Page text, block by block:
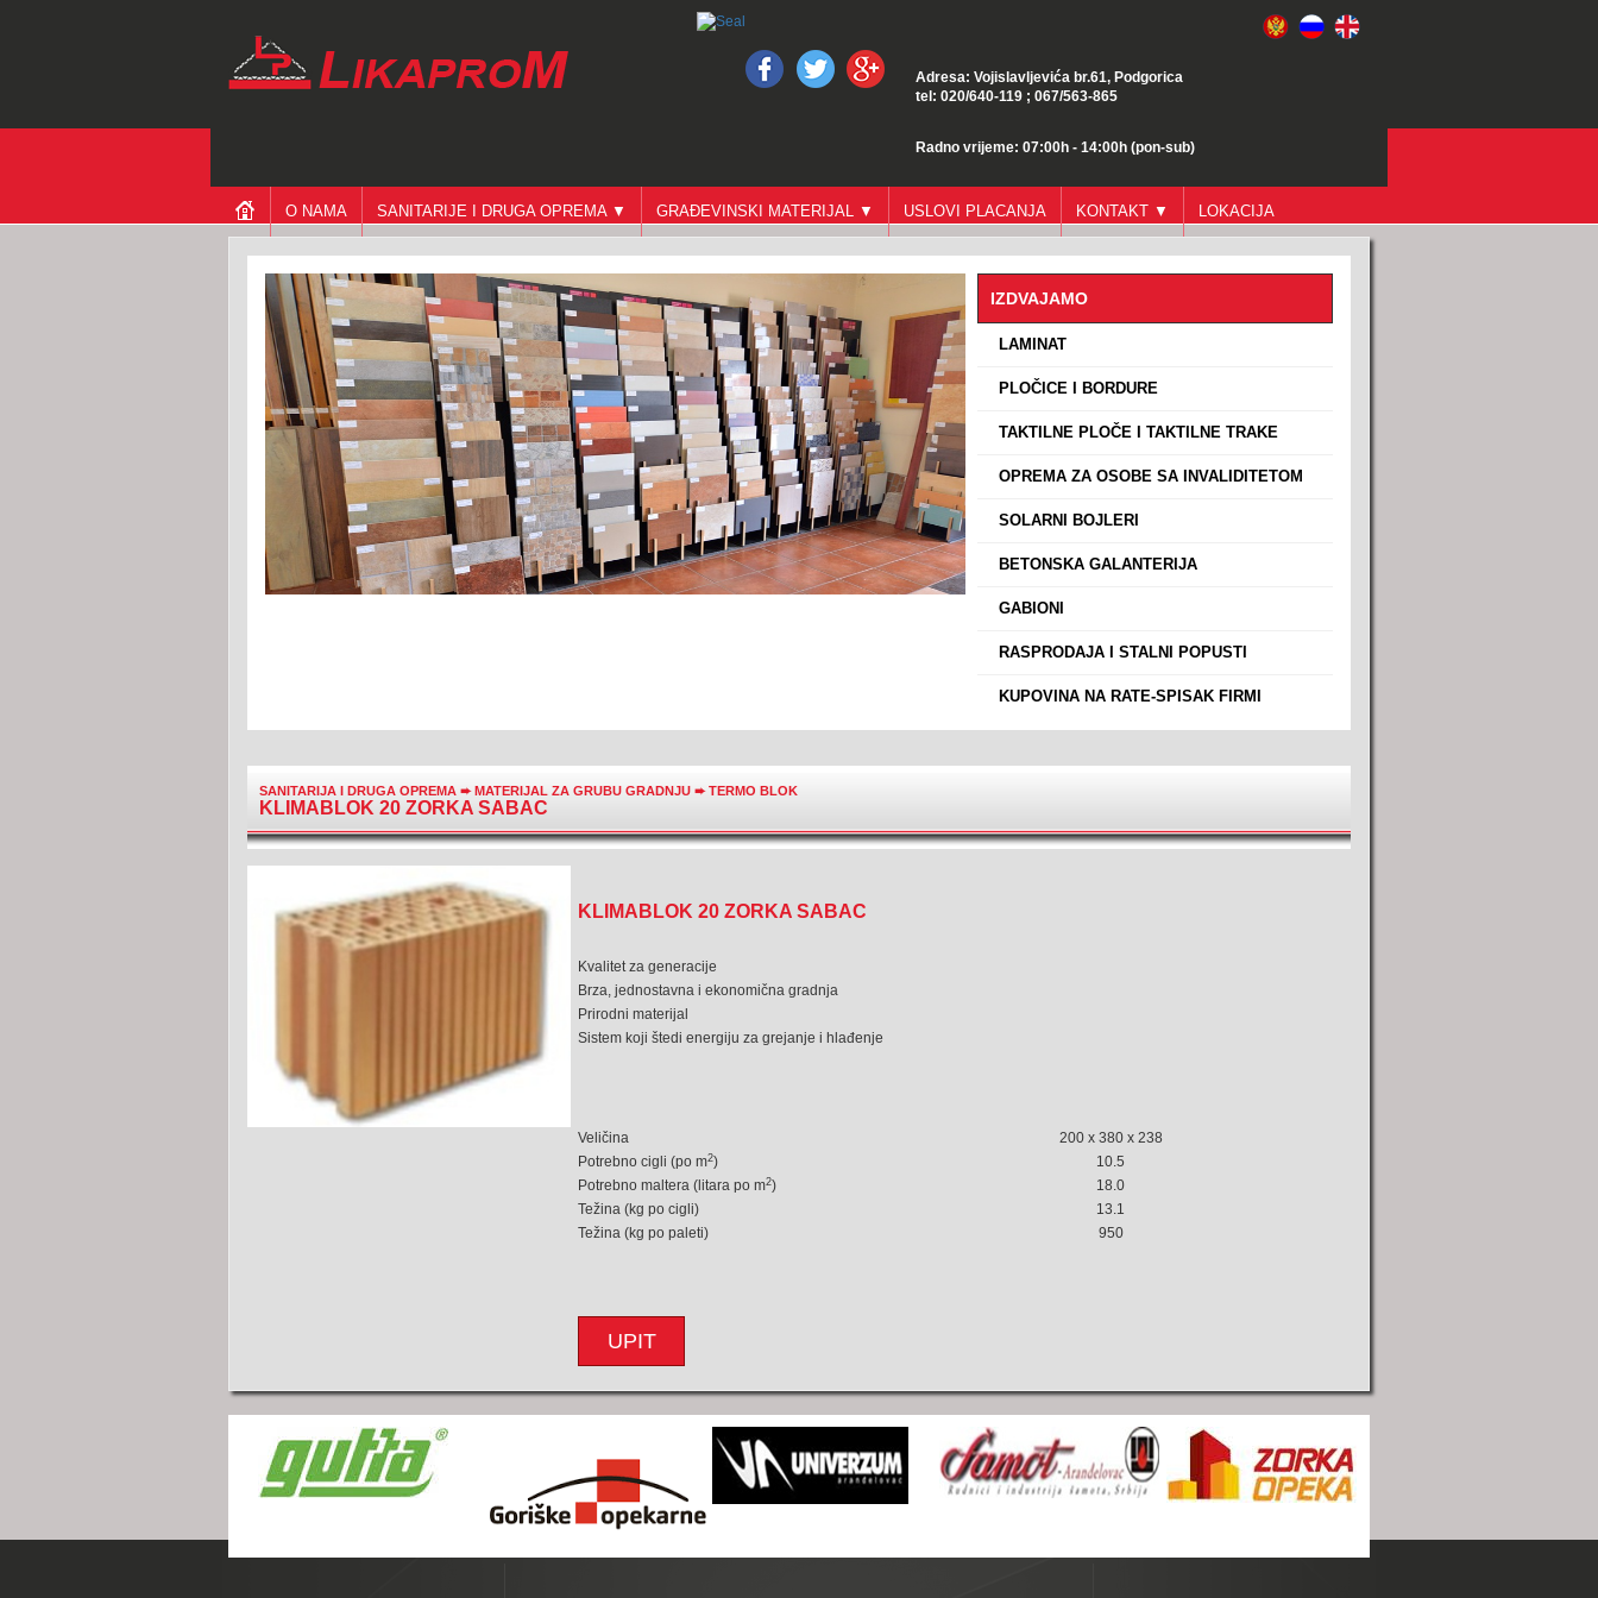
Adresa: Vojislavljevića br.61, Podgorica
tel: 020/640-119 ; 067/563-865
Radno vrijeme: 07:00h - 14:00h (pon-sub)
O NAMA SANITARIJE I DRUGA OPREMA ▼ GRAĐEVINSKI MATERIJAL ▼ USLOVI PLACANJA KONTAKT ▼ LOKACIJA
IZDVAJAMO
LAMINAT
PLOČICE I BORDURE
TAKTILNE PLOČE I TAKTILNE TRAKE
OPREMA ZA OSOBE SA INVALIDITETOM
SOLARNI BOJLERI
BETONSKA GALANTERIJA
GABIONI
RASPRODAJA I STALNI POPUSTI
KUPOVINA NA RATE-SPISAK FIRMI
SANITARIJA I DRUGA OPREMA ➨MATERIJAL ZA GRUBU GRADNJU ➨TERMO BLOK
KLIMABLOK 20 ZORKA SABAC
KLIMABLOK 20 ZORKA SABAC
Kvalitet za generacije
Brza, jednostavna i ekonomična gradnja
Prirodni materijal
Sistem koji štedi energiju za grejanje i hlađenje
Veličina
200 x 380 x 238
Potrebno cigli (po m2)
10.5
Potrebno maltera (litara po m2)
18.0
Težina (kg po cigli)
13.1
Težina (kg po paleti)
950
UPIT